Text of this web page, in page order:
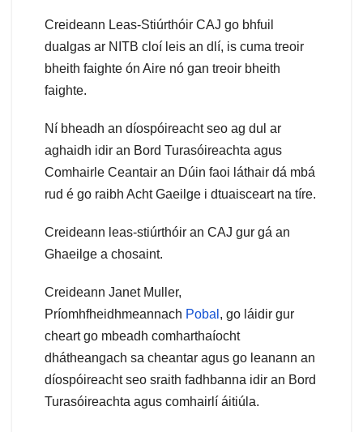
Creideann Leas-Stiúrthóir CAJ go bhfuil
dualgas ar NITB cloí leis an dlí, is cuma treoir
bheith faighte ón Aire nó gan treoir bheith
faighte.
Ní bheadh an díospóireacht seo ag dul ar
aghaidh idir an Bord Turasóireachta agus
Comhairle Ceantair an Dúin faoi láthair dá mbá
rud é go raibh Acht Gaeilge i dtuaisceart na tíre.
Creideann leas-stiúrthóir an CAJ gur gá an
Ghaeilge a chosaint.
Creideann Janet Muller,
Príomhfheidhmeannach Pobal , go láidir gur
cheart go mbeadh comharthaíocht
dhátheangach sa cheantar agus go leanann an
díospóireacht seo sraith fadhbanna idir an Bord
Turasóireachta agus comhairlí áitiúla.